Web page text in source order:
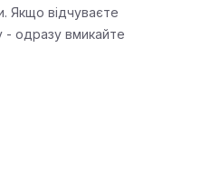
Якщо відчуваєте
- одразу вмикайте